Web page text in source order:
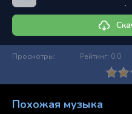
Просмотры: Рейтинг: 0.0
Похожая музыка